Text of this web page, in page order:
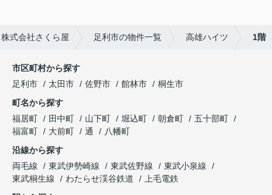
式会社さくら屋 足利市の物件一覧 高雄ハイツ 1階
市区町村から探す
足利市
太田市 佐野市 館林市
桐生市
町名から探す
福居町
田中町 山下町 堀込町 朝倉町
五十部町
福富町
大前町 通
八幡町
沿線から探す
両毛線
東武伊勢崎線 東武佐野線
東武小泉線
東武桐生線
わたらせ渓谷鉄道
上毛電鉄